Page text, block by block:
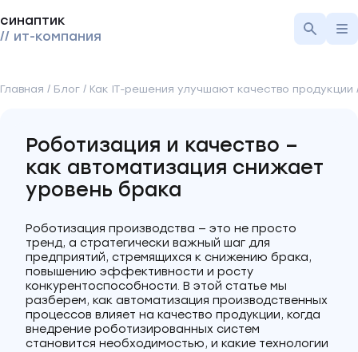
синаптик
// ит-компания
Главная / Блог / Как IT-решения улучшают качество продукции
Роботизация и качество –
как автоматизация снижает
уровень брака
Роботизация производства — это не просто
тренд, а стратегически важный шаг для
предприятий, стремящихся к снижению брака,
повышению эффективности и росту
конкурентоспособности. В этой статье мы
разберем, как автоматизация производственных
процессов влияет на качество продукции, когда
внедрение роботизированных систем
становится необходимостью, и какие технологии